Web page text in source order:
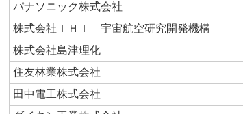
パナソニック株式会社
株式会社ＩＨＩ 宇宙航空研究開発機構
株式会社島津理化
住友林業株式会社
田中電工株式会社